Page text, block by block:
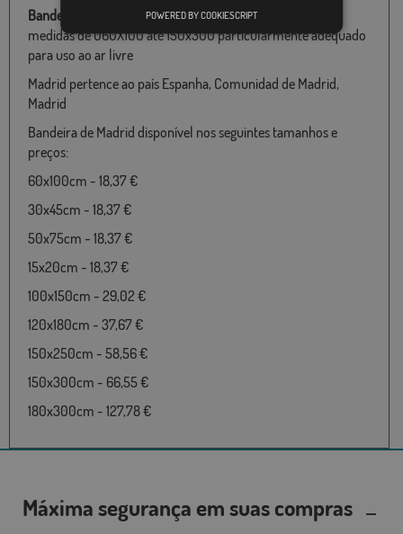
Bandeira de Madrid
disponível em 100% poliéster e várias
medidas de 060X100 até 150x300 particularmente adequado
para uso ao ar livre
Madrid pertence ao país Espanha, Comunidad de Madrid,
Madrid
Bandeira de Madrid disponível nos seguintes tamanhos e
preços:
60x100cm - 18,37 €
30x45cm - 18,37 €
50x75cm - 18,37 €
15x20cm - 18,37 €
100x150cm - 29,02 €
120x180cm - 37,67 €
150x250cm - 58,56 €
150x300cm - 66,55 €
180x300cm - 127,78 €
Máxima segurança em suas compras
POWERED BY COOKIESCRIPT